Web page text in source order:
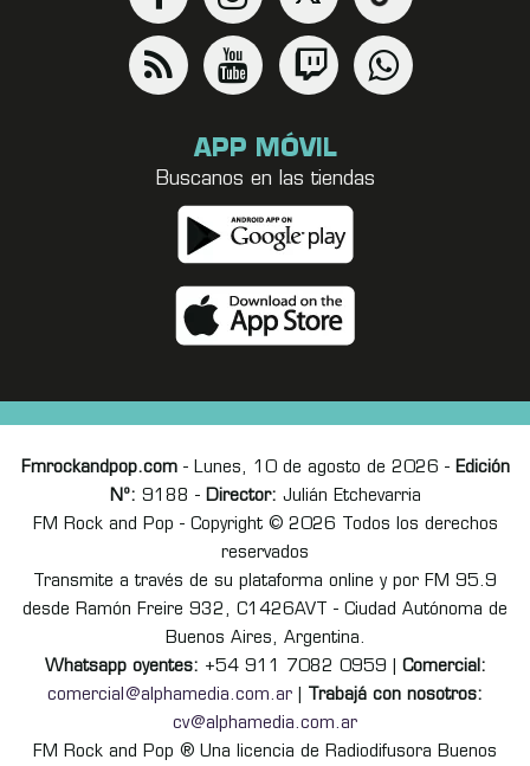
APP MÓVIL
Buscanos en las tiendas
Fmrockandpop.com- Lunes, 10 de agosto de 2026 - Edición
Nº: 9188 - Director: Julián Etchevarria
FM Rock and Pop - Copyright © 2026 Todos los derechos
reservados
Transmite a través de su plataforma online y por FM 95.9
desde Ramón Freire 932, C1426AVT - Ciudad Autónoma de
Buenos Aires, Argentina.
Whatsapp oyentes: +54 911 7082 0959 | Comercial:
comercial@alphamedia.com.ar
Trabajá con nosotros:
cv@alphamedia.com.ar
FM Rock and Pop ® Una licencia de Radiodifusora Buenos